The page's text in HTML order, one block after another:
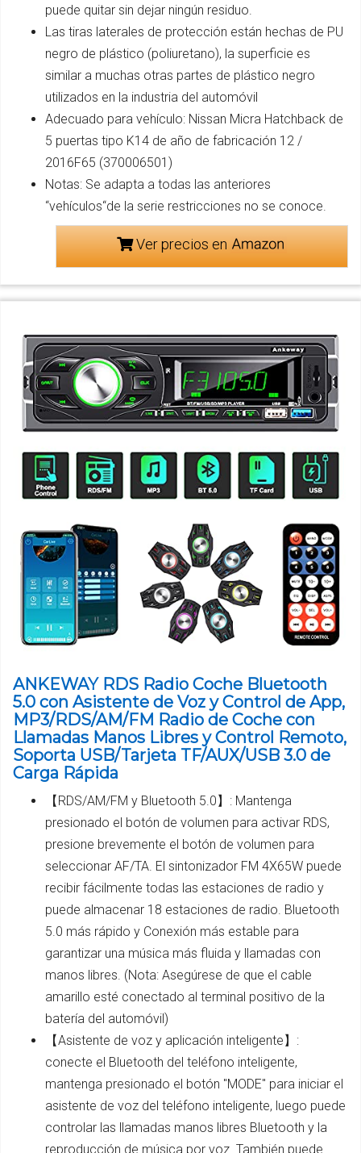
puede quitar sin dejar ningún residuo.
Las tiras laterales de protección están hechas de PU
negro de plástico (poliuretano), la superficie es
similar a muchas otras partes de plástico negro
utilizados en la industria del automóvil
Adecuado para vehículo: Nissan Micra Hatchback de
5 puertas tipo K14 de año de fabricación 12 /
2016F65 (370006501)
Notas: Se adapta a todas las anteriores
“vehículos“de la serie restricciones no se conoce.
Ver precios en
ANKEWAY RDS Radio Coche Bluetooth
5.0 con Asistente de Voz y Control de App,
MP3/RDS/AM/FM Radio de Coche con
Llamadas Manos Libres y Control Remoto,
Soporta USB/Tarjeta TF/AUX/USB 3.0 de
Carga Rápida
【RDS/AM/FM y Bluetooth 5.0】: Mantenga
presionado el botón de volumen para activar RDS,
presione brevemente el botón de volumen para
seleccionar AF/TA. El sintonizador FM 4X65W puede
recibir fácilmente todas las estaciones de radio y
puede almacenar 18 estaciones de radio. Bluetooth
5.0 más rápido y Conexión más estable para
garantizar una música más fluida y llamadas con
manos libres. (Nota: Asegúrese de que el cable
amarillo esté conectado al terminal positivo de la
batería del automóvil)
【Asistente de voz y aplicación inteligente】:
conecte el Bluetooth del teléfono inteligente,
mantenga presionado el botón "MODE" para iniciar el
asistente de voz del teléfono inteligente, luego puede
controlar las llamadas manos libres Bluetooth y la
reproducción de música por voz. También puede